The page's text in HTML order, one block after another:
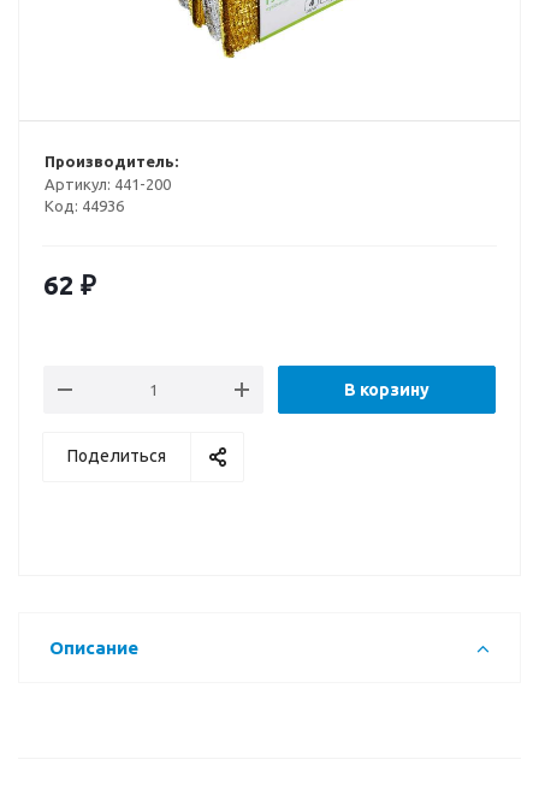
Производитель:
Артикул: 441-200
Код: 44936
62 ₽
В корзину
Поделиться
Описание